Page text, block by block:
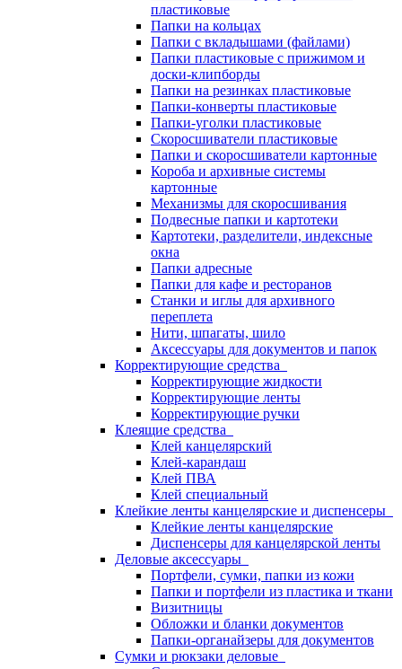
пластиковые
Папки на кольцах
Папки с вкладышами (файлами)
Папки пластиковые с прижимом и
доски-клипборды
Папки на резинках пластиковые
Папки-конверты пластиковые
Папки-уголки пластиковые
Скоросшиватели пластиковые
Папки и скоросшиватели картонные
Короба и архивные системы
картонные
Механизмы для скоросшивания
Подвесные папки и картотеки
Картотеки, разделители, индексные
окна
Папки адресные
Папки для кафе и ресторанов
Станки и иглы для архивного
переплета
Нити, шпагаты, шило
Аксессуары для документов и папок
Корректирующие средства
Корректирующие жидкости
Корректирующие ленты
Корректирующие ручки
Клеящие средства
Клей канцелярский
Клей-карандаш
Клей ПВА
Клей специальный
Клейкие ленты канцелярские и диспенсеры
Клейкие ленты канцелярские
Диспенсеры для канцелярской ленты
Деловые аксессуары
Портфели, сумки, папки из кожи
Папки и портфели из пластика и ткани
Визитницы
Обложки и бланки документов
Папки-органайзеры для документов
Сумки и рюкзаки деловые